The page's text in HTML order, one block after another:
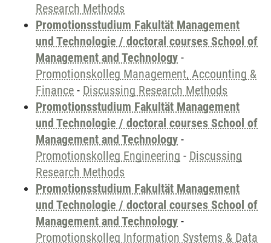
Research Methods
Promotionsstudium Fakultät Management
und Technologie / doctoral courses School of
Management and Technology -
Promotionskolleg Management, Accounting &
Finance - Discussing Research Methods
Promotionsstudium Fakultät Management
und Technologie / doctoral courses School of
Management and Technology -
Promotionskolleg Engineering - Discussing
Research Methods
Promotionsstudium Fakultät Management
und Technologie / doctoral courses School of
Management and Technology -
Promotionskolleg Information Systems & Data